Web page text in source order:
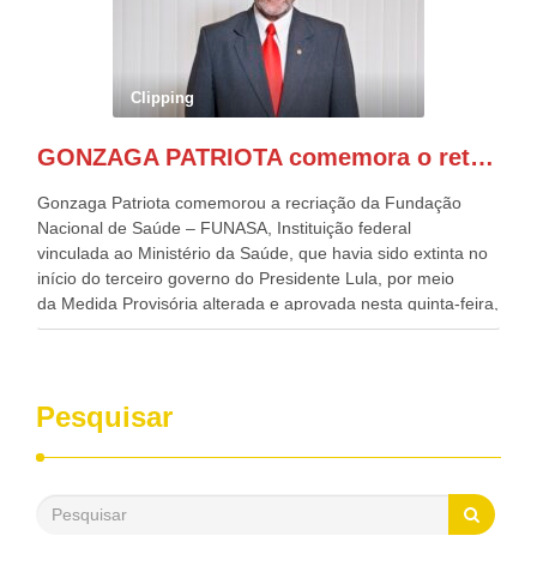
governador de Pernambuco, agora Presidente do Banco do
Nordeste, Paulo Câmara, o ex Deputado Federal, e
atualmente Superintendente da SUDENE, Danilo Cabral, da
Governadora de Pernambuco, Raquel Lyra, os ministros da
Casa Civil, Rui Costa, e da Integração e do Desenvolvimento
de todo Nordeste que também ajudam a fomentar o
Clipping
GONZAGA PATRIOTA comemora o retorno da FUNASA
Gonzaga Patriota comemorou a recriação da Fundação
Nacional de Saúde – FUNASA, Instituição federal
vinculada ao Ministério da Saúde, que havia sido extinta no
início do terceiro governo do Presidente Lula, por meio
da Medida Provisória alterada e aprovada nesta quinta-feira,
pelo Congresso Nacional. Gonzaga Patriota disse hoje em
desenvolvimento dos seus municípios e, somente o ano
passado, essa Fundação distribuiu mais de três bilhões de
reais, com suas maravilhosas ações, dentre alas, mais de
saneamento básico, em pequenas comunidades rurais.
Patriota disse ainda que, mesmo sem mandato,
Pesquisar